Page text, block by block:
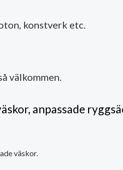
konstverk etc.
välkommen.
anpassade
väskor.